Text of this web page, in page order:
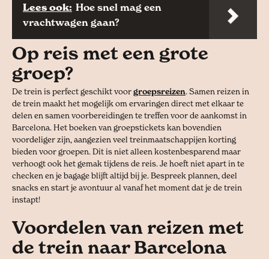
Lees ook: Hoe snel mag een
vrachtwagen gaan?
Op reis met een grote
groep?
De trein is perfect geschikt voorgroepsreizen. Samen reizen in
de trein maakt het mogelijk om ervaringen direct met elkaar te
delen en samen voorbereidingen te treffen voor de aankomst in
Barcelona. Het boeken van groepstickets kan bovendien
voordeliger zijn, aangezien veel treinmaatschappijen korting
bieden voor groepen. Dit is niet alleen kostenbesparend maar
verhoogt ook het gemak tijdens de reis. Je hoeft niet apart in te
checken en je bagage blijft altijd bij je. Bespreek plannen, deel
snacks en start je avontuur al vanaf het moment dat je de trein
instapt!
Voordelen van reizen met
de trein naar Barcelona